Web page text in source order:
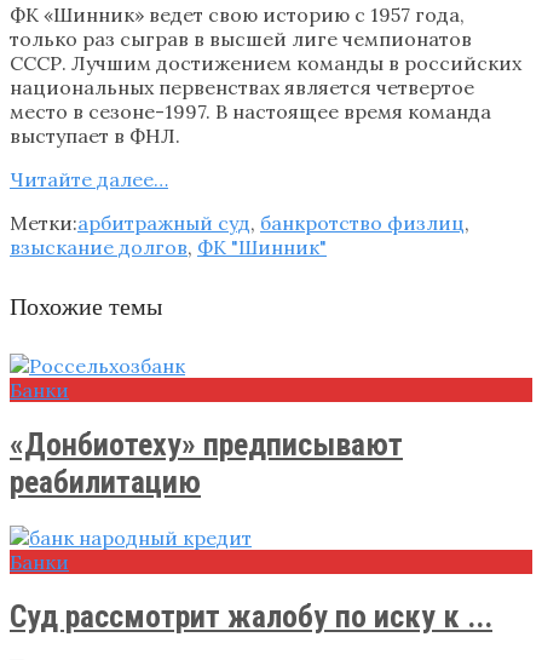
ФК «Шинник» ведет свою историю с 1957 года,
только раз сыграв в высшей лиге чемпионатов
СССР. Лучшим достижением команды в российских
национальных первенствах является четвертое
место в сезоне-1997. В настоящее время команда
выступает в ФНЛ.
Читайте далее…
Метки:арбитражный суд, банкротство физлиц,
взыскание долгов, ФК "Шинник"
Похожие темы
Банки
«Донбиотеху» предписывают
реабилитацию
Банки
Суд рассмотрит жалобу по иску к ...